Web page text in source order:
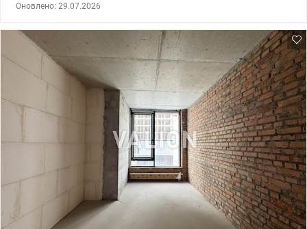
Стан квартири - після будівельників. Загальна система
надзвичайно зручною інфраструктурою, яка чудово підійде як
для молодих сучасних пар, сімей з маленькими дітками так і
для людей похилого віку. Це елітне житло бізнес-класу, усі
матеріали в якому виключно високоякісні Інфраструктура ЖК: - 2
гектари парку з озером і відкритим кінотеатром - Закрита
територія, контроль доступу по Face ID - Цілодобова охорона та
відеоспостереження - Підземний і гостьовий паркінг - На перших
поверхах: спортзал із басейном, магазини, салони, ресторани
До метро Лук’янівська або КПІ - 15 хв пішки. До метро Хрещатик -
10 хв на авто. Квартира ідеально підходить як для життя, так і під
оренду. Великий досвід допомоги з купівлі квартир за
державними програмами, безготівковий розрахунок: 1) Є-оселя
(єОселя), єВідновлення, Сертифікат, 2) Житло для ВПО та
військових (постанова 280 та інші), Молодіжний кредит
Телефонуйте та приходьте на перегляди. Ціна 97 000 у.о. Без
Оновлено: 29.07.2026